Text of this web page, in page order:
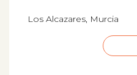
Los Alcazares, Murcia